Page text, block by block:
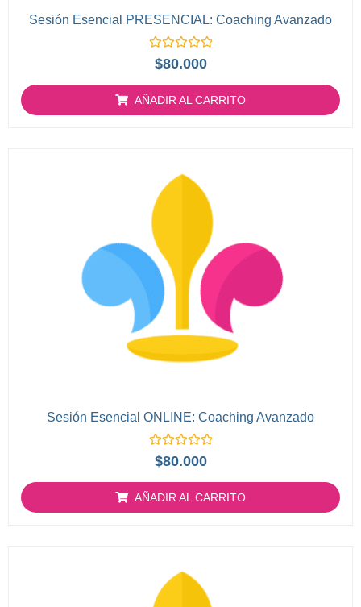
Sesión Esencial PRESENCIAL: Coaching Avanzado
Valorado
con
5
$80.000
AÑADIR AL CARRITO
Sesión Esencial ONLINE: Coaching Avanzado
Valorado
con
5
$80.000
AÑADIR AL CARRITO